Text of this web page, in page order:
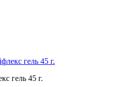
гель 45 г.